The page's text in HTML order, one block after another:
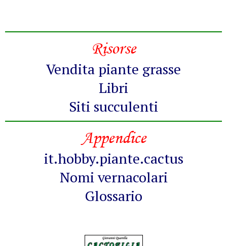
Risorse
Vendita piante grasse
Libri
Siti succulenti
Appendice
it.hobby.piante.cactus
Nomi vernacolari
Glossario